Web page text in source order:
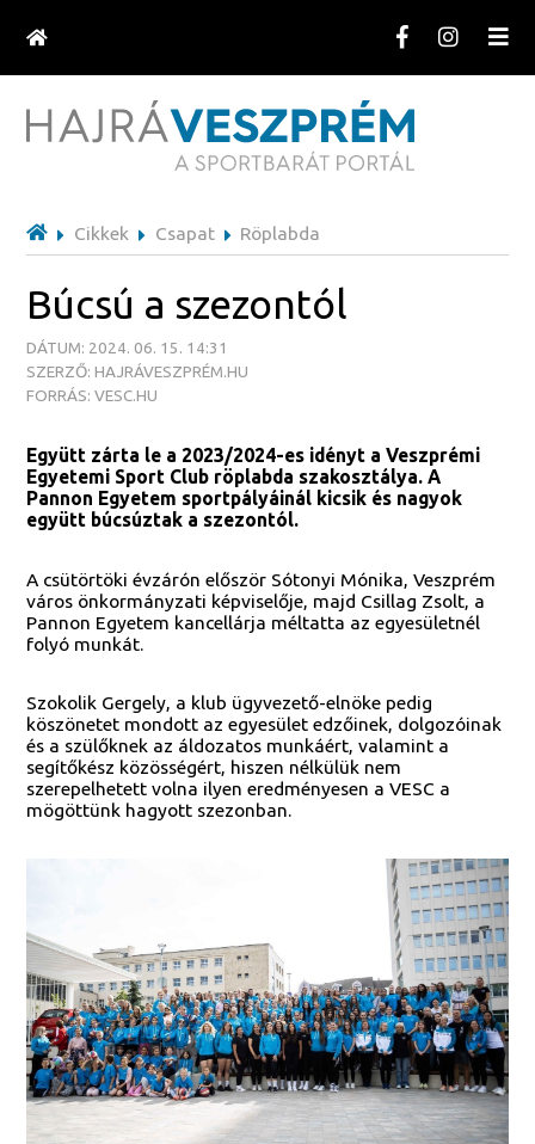
Cikkek Csapat Röplabda
Búcsú a szezontól
DÁTUM: 2024. 06. 15. 14:31
SZERZŐ: HAJRÁVESZPRÉM.HU
FORRÁS: VESC.HU
Együtt zárta le a 2023/2024-es idényt a Veszprémi
Egyetemi Sport Club röplabda szakosztálya. A
Pannon Egyetem sportpályáinál kicsik és nagyok
együtt búcsúztak a szezontól.
A csütörtöki évzárón először Sótonyi Mónika, Veszprém
város önkormányzati képviselője, majd Csillag Zsolt, a
Pannon Egyetem kancellárja méltatta az egyesületnél
folyó munkát.
Szokolik Gergely, a klub ügyvezető-elnöke pedig
köszönetet mondott az egyesület edzőinek, dolgozóinak
és a szülőknek az áldozatos munkáért, valamint a
segítőkész közösségért, hiszen nélkülük nem
szerepelhetett volna ilyen eredményesen a VESC a
mögöttünk hagyott szezonban.